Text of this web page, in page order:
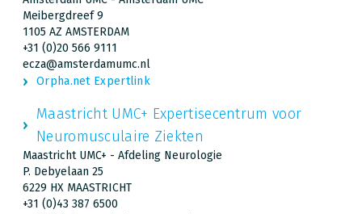
Meibergdreef 9
1105 AZ AMSTERDAM
+31 (0)20 566 9111
ecza@amsterdamumc.nl
Orpha.net Expertlink
Maastricht UMC+ Expertisecentrum voor
Neuromusculaire Ziekten
Maastricht UMC+ - Afdeling Neurologie
P. Debyelaan 25
6229 HX MAASTRICHT
+31 (0)43 387 6500